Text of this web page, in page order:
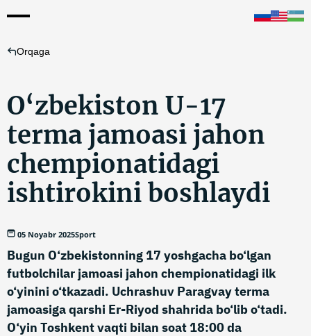
Orqaga
O‘zbekiston U-17
terma jamoasi jahon
chempionatidagi
ishtirokini boshlaydi
05 Noyabr 2025Sport
Bugun O‘zbekistonning 17 yoshgacha bo‘lgan
futbolchilar jamoasi jahon chempionatidagi ilk
o‘yinini o‘tkazadi. Uchrashuv Paragvay terma
jamoasiga qarshi Er-Riyod shahrida bo‘lib o‘tadi.
O‘yin Toshkent vaqti bilan soat 18:00 da